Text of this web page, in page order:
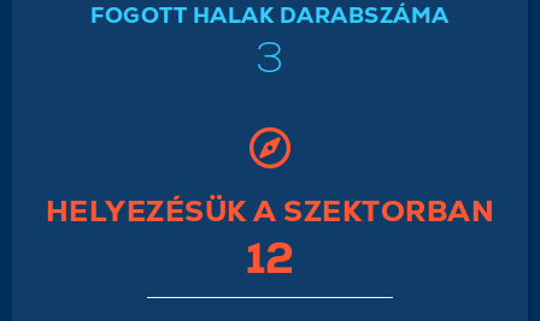
FOGOTT HALAK DARABSZÁMA
3
HELYEZÉSÜK A SZEKTORBAN
12